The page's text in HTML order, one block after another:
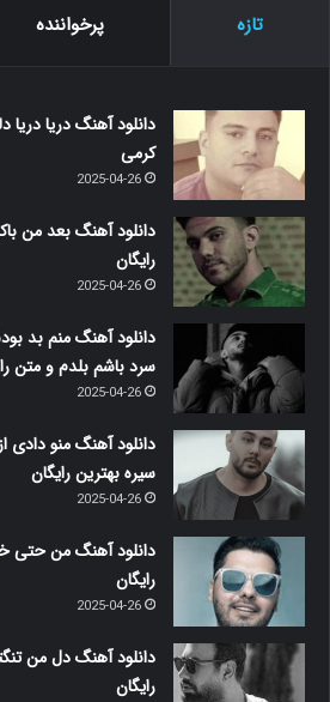
تازه پرخواننده
دانلود آهنگ دریا
کرمی
2025-04-26
دانلود آهنگ بعد من
رایگان
2025-04-26
دانلود آهنگ منم بد
سرد باشم بلدم و متن
2025-04-26
دانلود آهنگ منو دادی
سیره بهترین رایگان
2025-04-26
دانلود آهنگ من حتی
رایگان
2025-04-26
دانلود آهنگ دل من
رایگان